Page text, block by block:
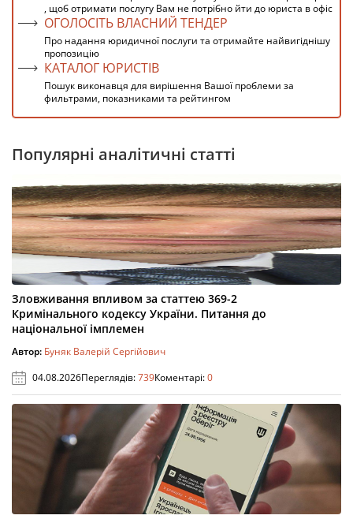
, щоб отримати послугу Вам не потрібно йти до юриста в офіс
ОГОЛОСІТЬ ВЛАСНИЙ ТЕНДЕР
Про надання юридичної послуги та отримайте найвигіднішу
пропозицію
КАТАЛОГ ЮРИСТІВ
Пошук виконавця для вирішення Вашої проблеми за
фильтрами, показниками та рейтингом
Популярні аналітичні статті
Зловживання впливом за статтею 369-2
Кримінального кодексу України. Питання до
національної імплемен
Автор: Буняк Валерій Сергійович
04.08.2026Переглядів:739Коментарі:0